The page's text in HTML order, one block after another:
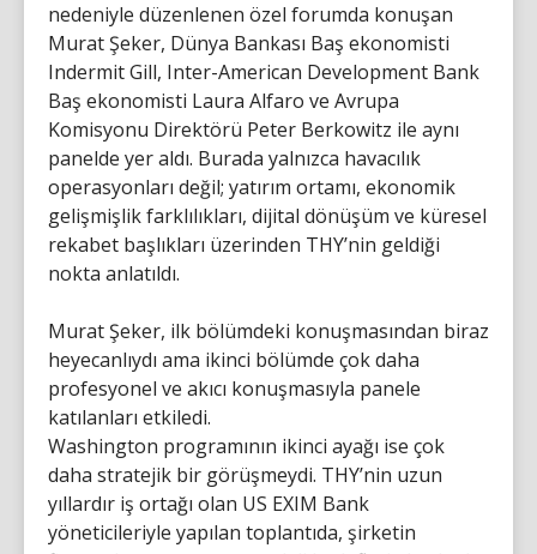
nedeniyle düzenlenen özel forumda konuşan
Murat Şeker, Dünya Bankası Baş ekonomisti
Indermit Gill, Inter-American Development Bank
Baş ekonomisti Laura Alfaro ve Avrupa
Komisyonu Direktörü Peter Berkowitz ile aynı
panelde yer aldı. Burada yalnızca havacılık
operasyonları değil; yatırım ortamı, ekonomik
gelişmişlik farklılıkları, dijital dönüşüm ve küresel
rekabet başlıkları üzerinden THY’nin geldiği
nokta anlatıldı.
Murat Şeker, ilk bölümdeki konuşmasından biraz
heyecanlıydı ama ikinci bölümde çok daha
profesyonel ve akıcı konuşmasıyla panele
katılanları etkiledi.
Washington programının ikinci ayağı ise çok
daha stratejik bir görüşmeydi. THY’nin uzun
yıllardır iş ortağı olan US EXIM Bank
yöneticileriyle yapılan toplantıda, şirketin